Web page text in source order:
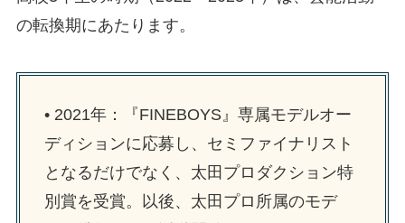
の転換期にあたります。
• 2021年：『FINEBOYS』専属モデルオー
ディションに応募し、セミファイナリスト
となるだけでなく、太田プロダクション特
別賞を受賞。以後、太田プロ所属のモデ